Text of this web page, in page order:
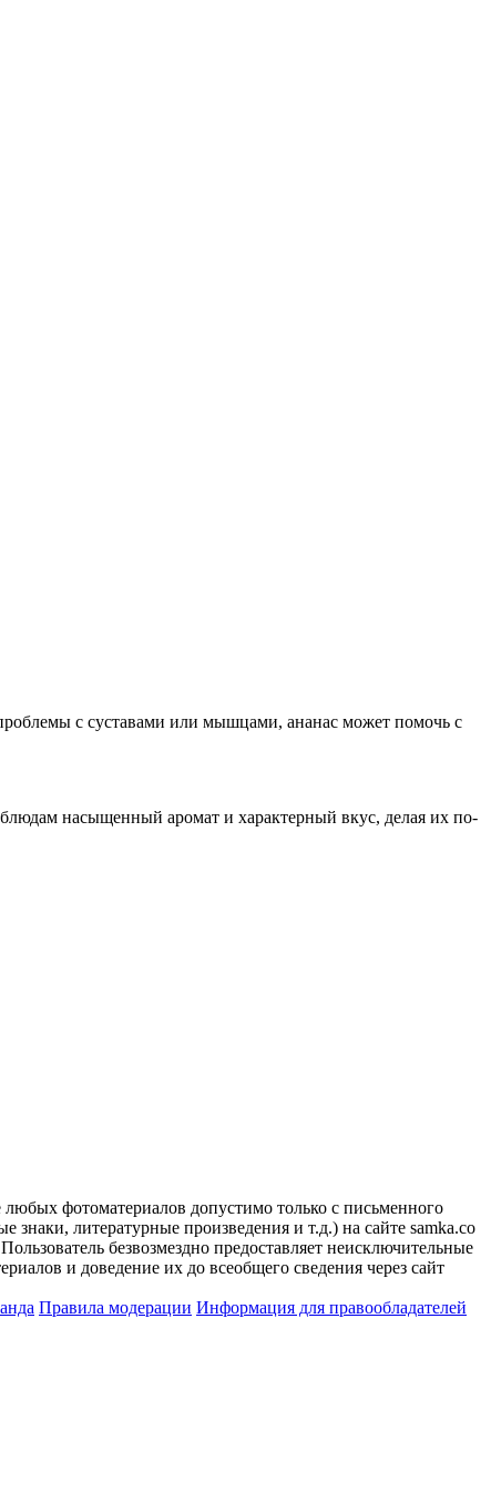
с суставами или мышцами, ананас может помочь с
насыщенный аромат и характерный вкус, делая их по-
фотоматериалов допустимо только с письменного
литературные произведения и т.д.) на сайте samka.co
безвозмездно предоставляет неисключительные
и доведение их до всеобщего сведения через сайт
Правила модерации Информация для правообладателей